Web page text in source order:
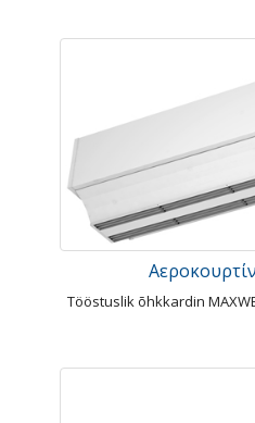
Tööstuslik õhkkardin